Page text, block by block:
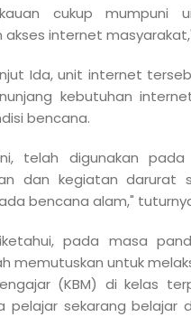
cukup mumpuni
akses internet
Ida, unit internet
kebutuhan
bencana.
telah digunakan
dan kegiatan darurat
bencana alam,"
pada masa
memutuskan untuk
(KBM) di kelas
pelajar sekarang belajar